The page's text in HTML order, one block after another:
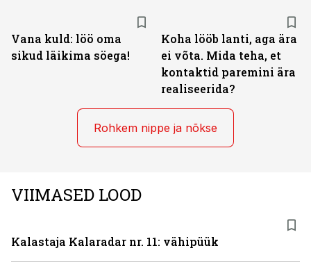
Vana kuld: löö oma
sikud läikima söega!
Koha lööb lanti, aga ära
ei võta. Mida teha, et
kontaktid paremini ära
realiseerida?
Rohkem nippe ja nõkse
VIIMASED LOOD
Kalastaja Kalaradar nr. 11: vähipüük